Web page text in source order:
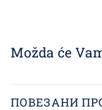
Možda će
ПОВЕЗАНИ